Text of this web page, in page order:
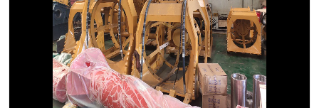
开沟机
伐木机 破碎机
打桩机 压路机